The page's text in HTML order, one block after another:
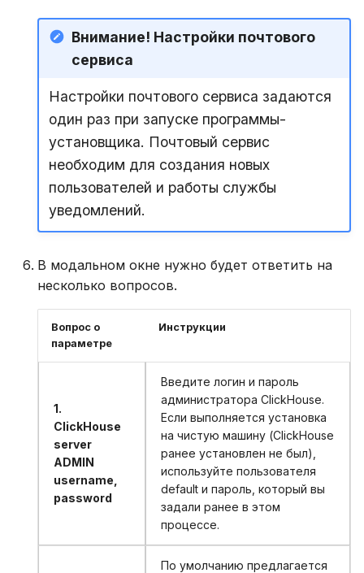
Внимание! Настройки почтового
сервиса
Настройки почтового сервиса задаются
один раз при запуске программы-
установщика. Почтовый сервис
необходим для создания новых
пользователей и работы службы
уведомлений.
В модальном окне нужно будет ответить на
несколько вопросов.
Вопрос о
параметре
Инструкции
1.
ClickHouse
server
ADMIN
username,
password
Введите логин и пароль
администратора ClickHouse.
Если выполняется установка
на чистую машину (ClickHouse
ранее установлен не был),
используйте пользователя
default и пароль, который вы
задали ранее в этом
процессе.
По умолчанию предлагается